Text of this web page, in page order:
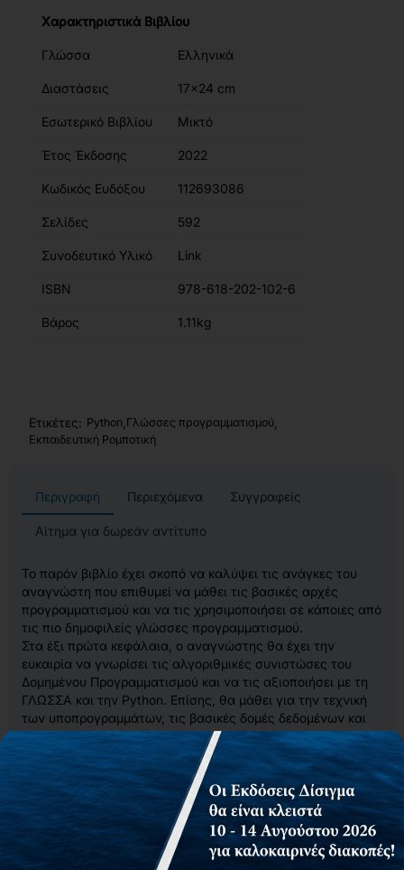
Χαρακτηριστικά Βιβλίου
Γλώσσα Ελληνικά
Διαστάσεις 17x24 cm
Εσωτερικό Βιβλίου Μικτό
Έτος Έκδοσης 2022
Κωδικός Ευδόξου 112693086
Σελίδες 592
Συνοδευτικό Υλικό Link
ISBN 978-618-202-102-6
Βάρος 1.11kg
Ετικέτες: Python Γλώσσες προγραμματισμού
Εκπαιδευτική Ρομποτική
Περιγραφή Περιεχόμενα Συγγραφείς
Αίτημα για δωρεάν αντίτυπο
Το παρόν βιβλίο έχει σκοπό να καλύψει τις ανάγκες του
αναγνώστη που επιθυμεί να μάθει τις βασικές αρχές
προγραμματισμού και να τις χρησιμοποιήσει σε κάποιες από
τις πιο δημοφιλείς γλώσσες προγραμματισμού.
Στα έξι πρώτα κεφάλαια, ο αναγνώστης θα έχει την
ευκαιρία να γνωρίσει τις αλγοριθμικές συνιστώσες του
Δομημένου Προγραμματισμού και να τις αξιοποιήσει με τη
ΓΛΩΣΣΑ και την Python. Επίσης, θα μάθει για την τεχνική
των υποπρογραμμάτων, τις βασικές δομές δεδομένων και
αλγορίθμων αναζήτησης και ταξινόμησης. Όλα τα
παραπάνω δεν αναπτύσσονται μόνο μέσω της θεωρίας,
αλλά συνοδεύονται από πλήθος παραδειγμάτων, λυμένων
και άλυτων ασκήσεων για περαιτέρω μελέτη. Στα δύο
τελευταία κεφάλαια, ο αναγνώστης αξιοποιεί τις γνώσεις
του για να υλοποιήσει Ενσωματωμένα Συστήματα για το
Διαδίκτυο των Πραγμάτων. Η ανάπτυξη προγραμμάτων σε
CircuitPython για μικροελεγκτές δημιουργεί μια ενιαία